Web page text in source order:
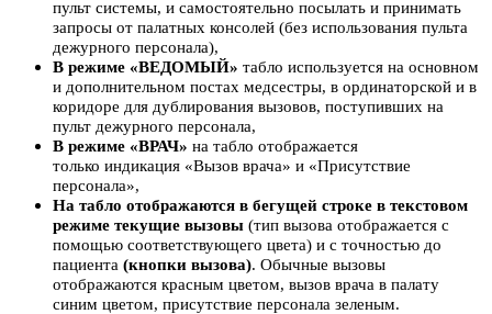
пульт системы, и самостоятельно посылать и принимать
запросы от палатных консолей (без использования пульта
дежурного персонала),
В режиме «ВЕДОМЫЙ» табло используется на основном
и дополнительном постах медсестры, в ординаторской и в
коридоре для дублирования вызовов, поступивших на
пульт дежурного персонала,
В режиме «ВРАЧ» на табло отображается
только индикация «Вызов врача» и «Присутствие
персонала»,
На табло отображаются в бегущей строке в текстовом
режиме текущие вызовы (тип вызова отображается с
помощью соответствующего цвета) и с точностью до
пациента (кнопки вызова). Обычные вызовы
отображаются красным цветом, вызов врача в палату
синим цветом, присутствие персонала зеленым.